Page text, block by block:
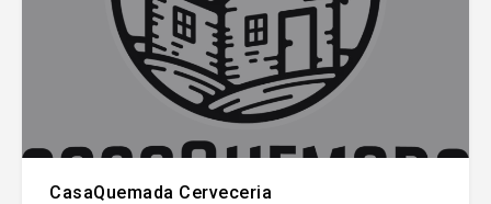
CasaQuemada Cerveceria